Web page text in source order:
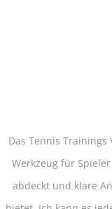
Das Tennis
Werkzeug für
abdeckt und klare